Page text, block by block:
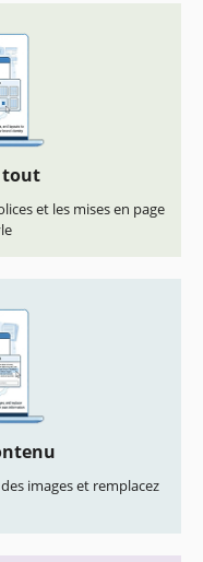
tout
et les mises en page
images et remplacez